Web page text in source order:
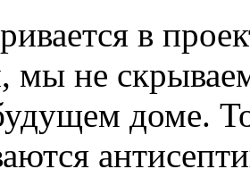
в
мы не
доме.